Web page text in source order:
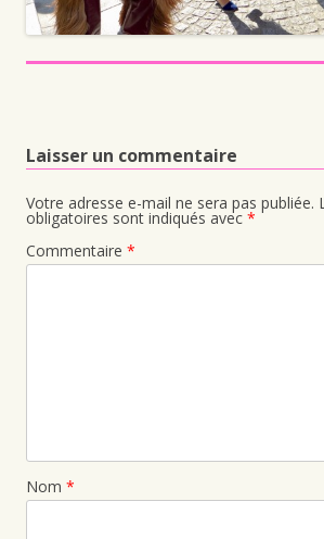
Laisser un commentaire
Votre adresse e-mail ne sera pas publiée.
obligatoires sont indiqués avec *
Commentaire *
Nom *